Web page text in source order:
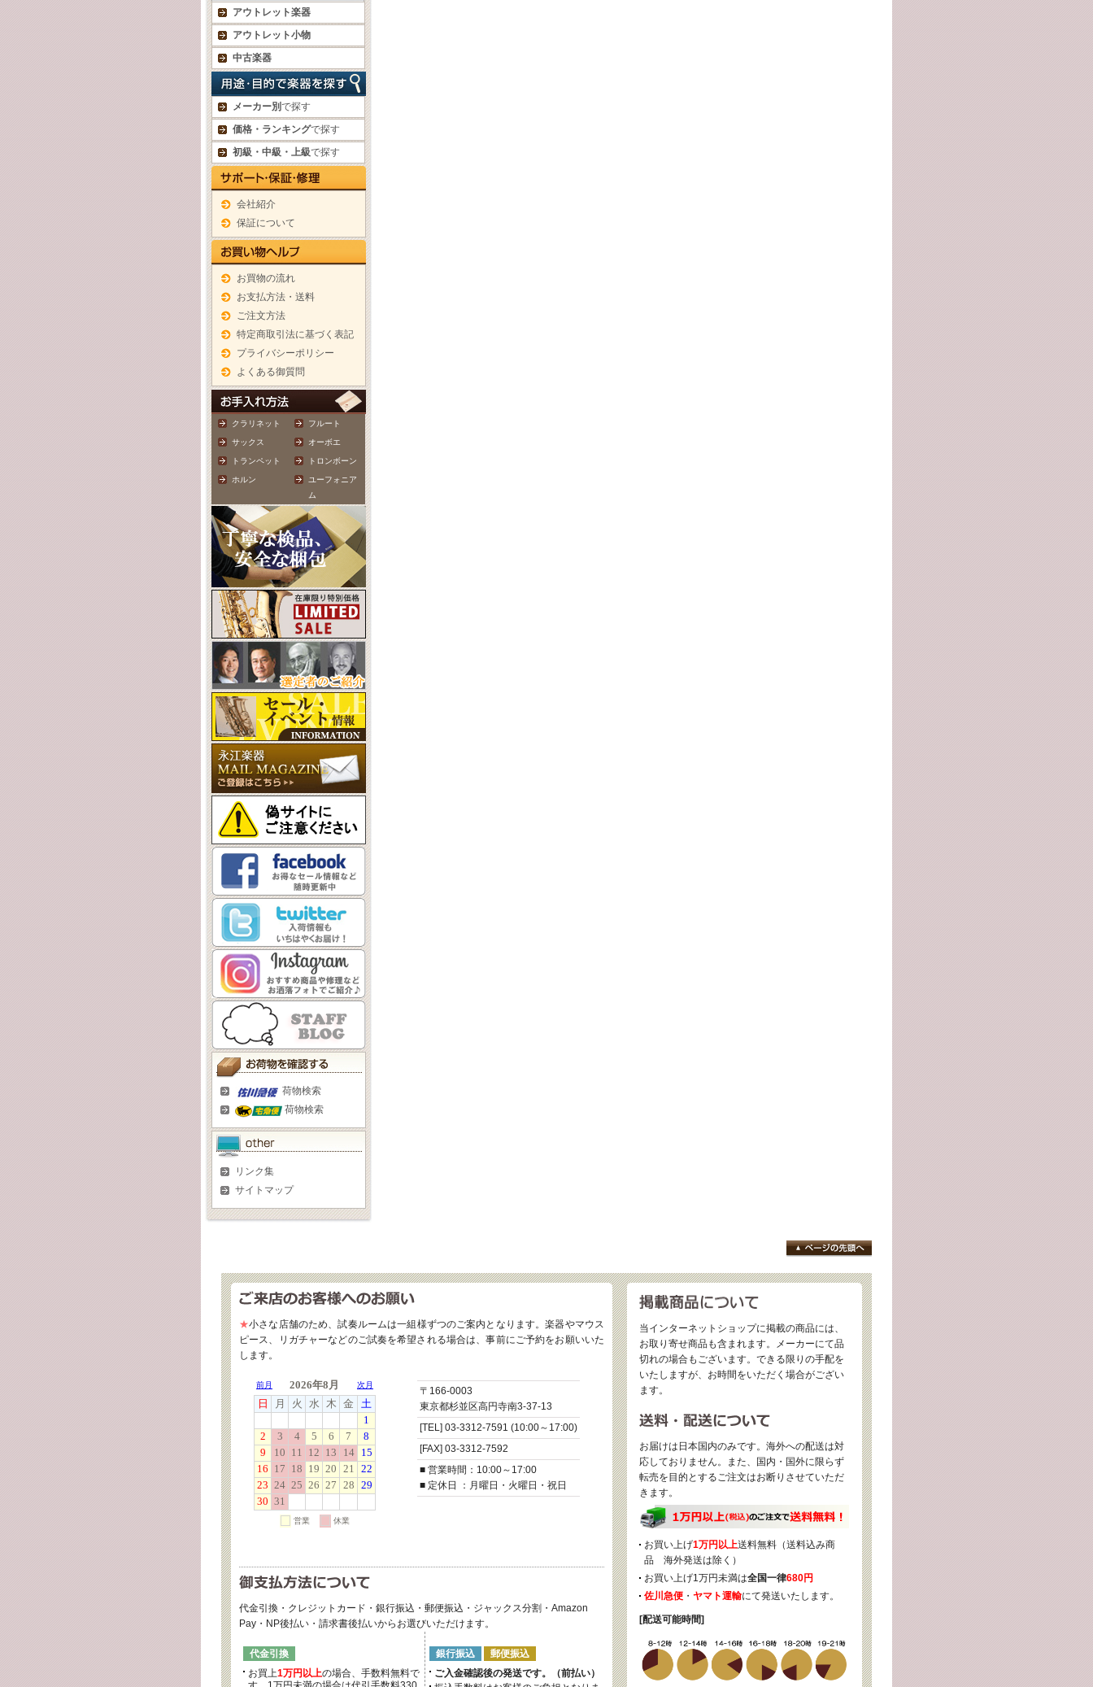
アウトレット楽器
アウトレット小物
中古楽器
メーカー別で探す
価格・ランキングで探す
初級・中級・上級で探す
会社紹介
保証について
お買物の流れ
お支払方法・送料
ご注文方法
特定商取引法に基づく表記
プライバシーポリシー
よくある御質問
クラリネット フルート
サックス オーボエ
トランペット トロンボーン
ホルン
ユーフォニア
ム
荷物検索
荷物検索
リンク集
サイトマップ
★小さな店舗のため、試奏ルームは一組様ずつのご案内となります。楽器やマウス
ピース、リガチャーなどのご試奏を希望される場合は、事前にご予約をお願いいた
します。
〒166-0003
東京都杉並区高円寺南3-37-13
[TEL] 03-3312-7591 (10:00～17:00)
[FAX] 03-3312-7592
■ 営業時間：10:00～17:00
■ 定休日 ：月曜日・火曜日・祝日
代金引換・クレジットカード・銀行振込・郵便振込・ジャックス分割・Amazon
Pay・NP後払い・請求書後払いからお選びいただけます。
代金引換
お買上1万円以上の場合、手数料無料で
銀行振込
郵便振込
ご入金確認後の発送です。（前払い）
当インターネットショップに掲載の商品には、
お取り寄せ商品も含まれます。メーカーにて品
切れの場合もございます。できる限りの手配を
いたしますが、お時間をいただく場合がござい
ます。
お届けは日本国内のみです。海外への配送は対
応しておりません。また、国内・国外に限らず
転売を目的とするご注文はお断りさせていただ
きます。
お買い上げ1万円以上送料無料（送料込み商
品 海外発送は除く）
お買い上げ1万円未満は全国一律680円
佐川急便 ・ ヤマト運輸にて発送いたします。
[配送可能時間]